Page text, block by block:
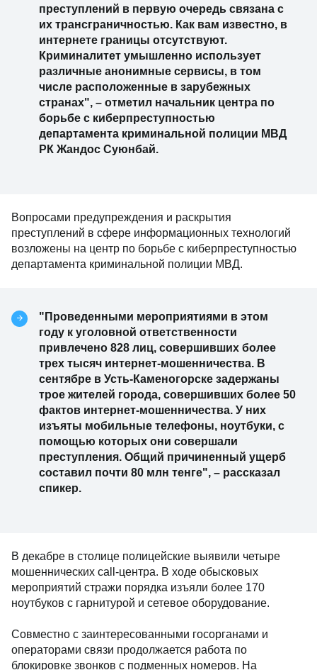
преступлений в первую очередь связана с
их трансграничностью. Как вам известно, в
интернете границы отсутствуют.
Криминалитет умышленно использует
различные анонимные сервисы, в том
числе расположенные в зарубежных
странах", – отметил начальник центра по
борьбе с киберпреступностью
департамента криминальной полиции МВД
РК Жандос Суюнбай.
Вопросами предупреждения и раскрытия
преступлений в сфере информационных технологий
возложены на центр по борьбе с киберпреступностью
департамента криминальной полиции МВД.
"Проведенными мероприятиями в этом
году к уголовной ответственности
привлечено 828 лиц, совершивших более
трех тысяч интернет-мошенничества. В
сентябре в Усть-Каменогорске задержаны
трое жителей города, совершивших более 50
фактов интернет-мошенничества. У них
изъяты мобильные телефоны, ноутбуки, с
помощью которых они совершали
преступления. Общий причиненный ущерб
составил почти 80 млн тенге", – рассказал
спикер.
В декабре в столице полицейские выявили четыре
мошеннических call-центра. В ходе обысковых
мероприятий cтражи порядка изъяли более 170
ноутбуков с гарнитурой и сетевое оборудование.
Совместно с заинтересованными госорганами и
операторами связи продолжается работа по
блокировке звонков с подменных номеров. На